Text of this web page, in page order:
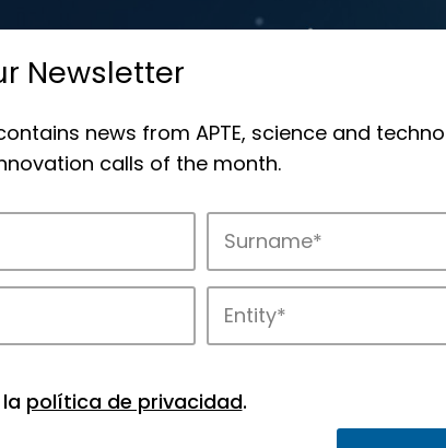
in APTE’s parks.
Newsletter
news from APTE, science and
calls of the month.
política de privacidad.